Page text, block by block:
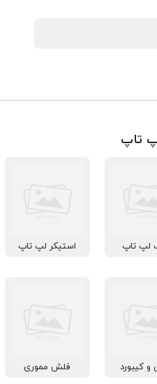
تاپ
لپ تاپ استیکر لپ تاپ
کیبورد فلش مموری